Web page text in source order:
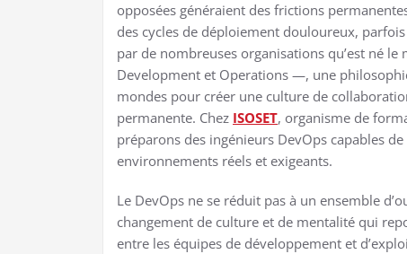
opposées généraient des frictions
des cycles de déploiement douloureux,
par de nombreuses organisations qu’est né
Development et Operations —, une
mondes pour créer une culture de
permanente. Chez ISOSET, organisme de
préparons des ingénieurs DevOps capables
environnements réels et exigeants.
Le DevOps ne se réduit pas à un ensemble
changement de culture et de mentalité qui
entre les équipes de développement et